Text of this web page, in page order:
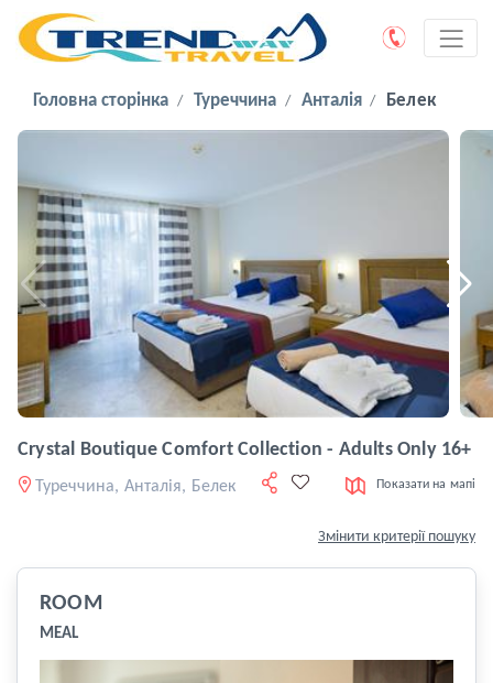
Головна сторінка Туреччина Анталія Белек
Crystal Boutique Comfort Collection - Adults Only 16+
Туреччина, Анталія, Белек Показати на мапі
Змінити критерії пошуку
ROOM
MEAL